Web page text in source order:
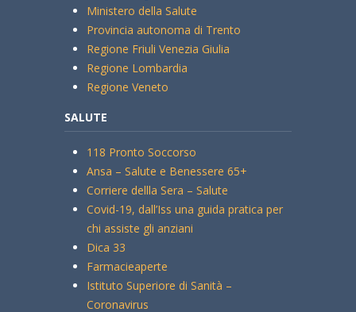
Ministero della Salute
Provincia autonoma di Trento
Regione Friuli Venezia Giulia
Regione Lombardia
Regione Veneto
SALUTE
118 Pronto Soccorso
Ansa – Salute e Benessere 65+
Corriere dellla Sera – Salute
Covid-19, dall’Iss una guida pratica per
chi assiste gli anziani
Dica 33
Farmacieaperte
Istituto Superiore di Sanità –
Coronavirus